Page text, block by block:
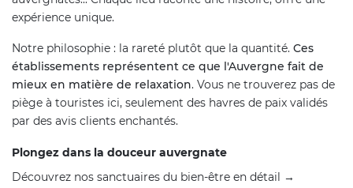
expérience unique.
Notre philosophie : la rareté plutôt que la quantité. Ces
établissements représentent ce que l'Auvergne fait de
mieux en matière de relaxation. Vous ne trouverez pas de
piège à touristes ici, seulement des havres de paix validés
par des avis clients enchantés.
Plongez dans la douceur auvergnate
Découvrez nos sanctuaires du bien-être en détail →